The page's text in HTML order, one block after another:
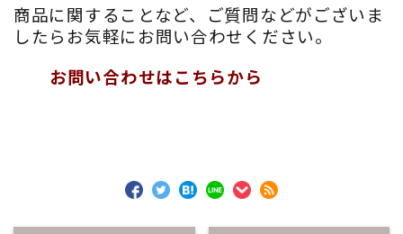
商品に関することなど、ご質問などがございま
したらお気軽にお問い合わせください。
お問い合わせはこちらから